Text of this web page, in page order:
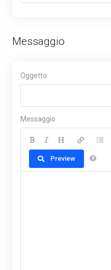
Messaggio
Oggetto
Messaggio
Preview